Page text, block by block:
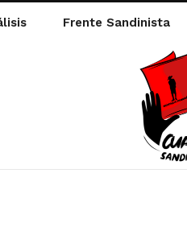
Frente Sandinista